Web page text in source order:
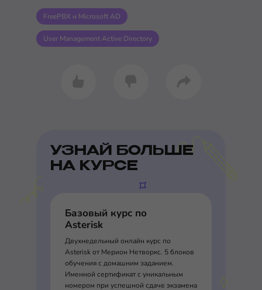
FreePBX и Microsoft AD
User Management Active Directory
УЗНАЙ БОЛЬШЕ
НА КУРСЕ
Базовый курс по
Asterisk
Двухнедельный онлайн курс по
Asterisk от Мерион Нетворкс. 5 блоков
обучения с домашним заданием.
Именной сертификат с уникальным
номером при успешной сдаче экзамена